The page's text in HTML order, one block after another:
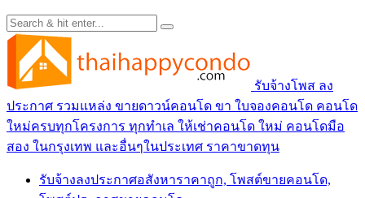
รับจ้างโพส ลง
ประกาศ รวมแหล่ง ขายดาวน์คอนโด ขา ใบจองคอนโด คอนโด
ใหม่ครบทุกโครงการ ทุกทำเล ให้เช่าคอนโด ใหม่ คอนโดมือ
สอง ในกรุงเทพ และอื่นๆในประเทศ ราคาขาดทุน
รับจ้างลงประกาศอสังหาราคาถูก, โพสต์ขายคอนโด,